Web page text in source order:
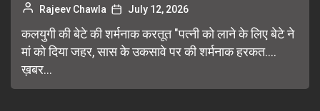
Rajeev Chawla July 12, 2026
कलयुगी की बेटे की शर्मनाक करतूत "पत्नी को लाने के लिए बेटे ने
मां को दिया जहर, सास के उकसावे पर की शर्मनाक हरकत....
ख़बर...